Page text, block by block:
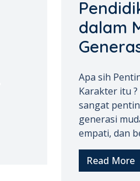
dalam
Apa sih
Karakter itu
sangat
generasi
empati, dan
Read More